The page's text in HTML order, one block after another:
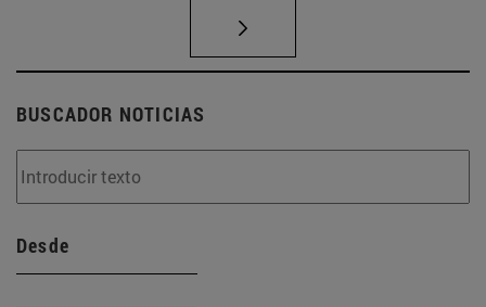
BUSCADOR NOTICIAS
Desde